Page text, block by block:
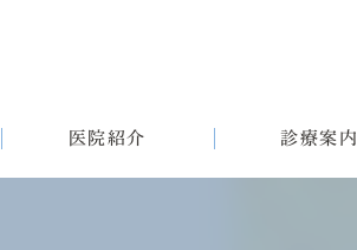
医院紹介 診療案内